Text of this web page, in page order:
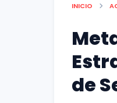
INICIO
de